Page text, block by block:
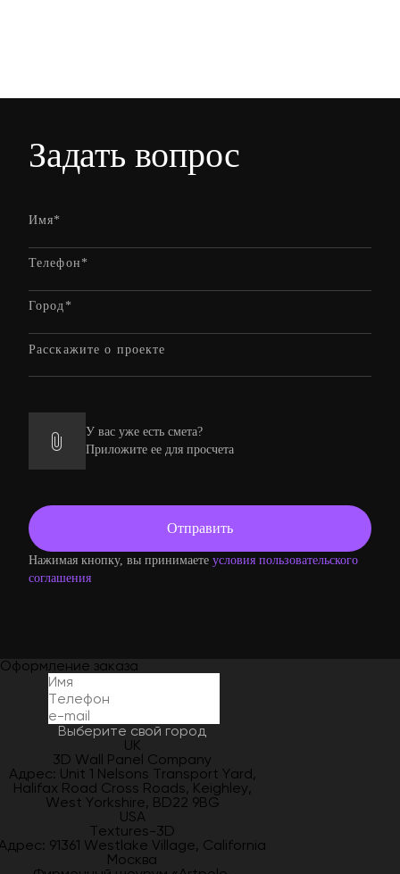
Задать вопрос
У вас уже есть смета?
Приложите ее для просчета
Нажимая кнопку, вы принимаете условия пользовательского
соглашения
Оформление заказа
Выберите свой город
UK
3D Wall Panel Company
Адрес: Unit 1 Nelsons Transport Yard,
Halifax Road Cross Roads, Keighley,
West Yorkshire, BD22 9BG
USA
Textures-3D
91361 Westlake Village, California
Москва